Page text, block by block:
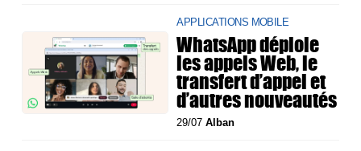
APPLICATIONS MOBILE
WhatsApp déploie
les appels Web, le
transfert d’appel et
d’autres nouveautés
29/07Alban